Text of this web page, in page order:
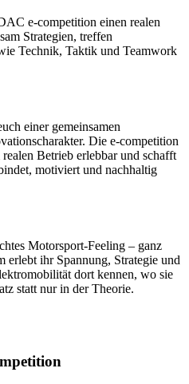
e-competition einen realen
Strategien, treffen
Technik, Taktik und Teamwork
einer gemeinsamen
Die e‑competition
Betrieb erlebbar und schafft
motiviert und nachhaltig
Motorsport‑Feeling – ganz
erlebt ihr Spannung, Strategie und
dort kennen, wo sie
statt nur in der Theorie.